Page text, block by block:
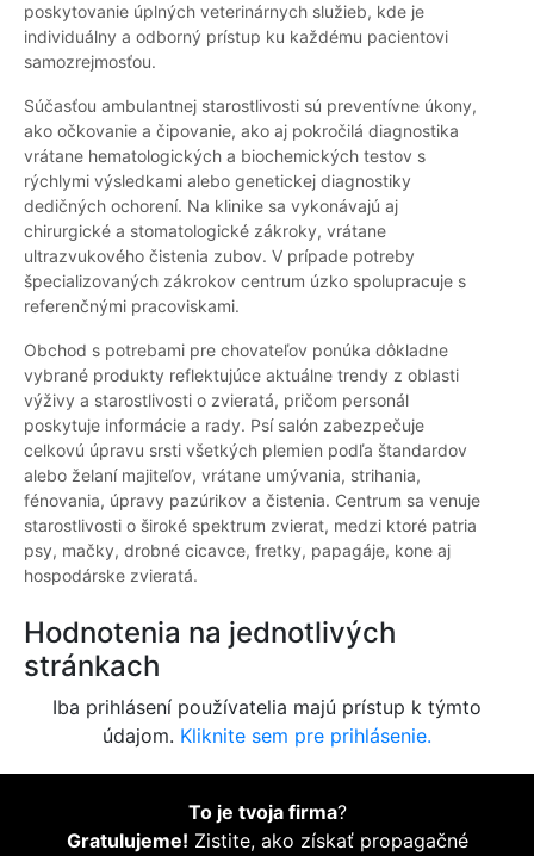
poskytovanie úplných veterinárnych služieb, kde je
individuálny a odborný prístup ku každému pacientovi
samozrejmosťou.
Súčasťou ambulantnej starostlivosti sú preventívne úkony,
ako očkovanie a čipovanie, ako aj pokročilá diagnostika
vrátane hematologických a biochemických testov s
rýchlymi výsledkami alebo genetickej diagnostiky
dedičných ochorení. Na klinike sa vykonávajú aj
chirurgické a stomatologické zákroky, vrátane
ultrazvukového čistenia zubov. V prípade potreby
špecializovaných zákrokov centrum úzko spolupracuje s
referenčnými pracoviskami.
Obchod s potrebami pre chovateľov ponúka dôkladne
vybrané produkty reflektujúce aktuálne trendy z oblasti
výživy a starostlivosti o zvieratá, pričom personál
poskytuje informácie a rady. Psí salón zabezpečuje
celkovú úpravu srsti všetkých plemien podľa štandardov
alebo želaní majiteľov, vrátane umývania, strihania,
fénovania, úpravy pazúrikov a čistenia. Centrum sa venuje
starostlivosti o široké spektrum zvierat, medzi ktoré patria
psy, mačky, drobné cicavce, fretky, papagáje, kone aj
hospodárske zvieratá.
Hodnotenia na jednotlivých
stránkach
Iba prihlásení používatelia majú prístup k týmto
údajom. Kliknite sem pre prihlásenie.
To je tvoja firma?
Gratulujeme! Zistite, ako získať propagačné